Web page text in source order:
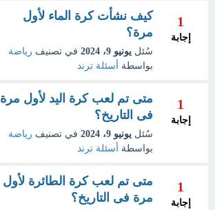
1
إجابة
كيف نشأت كرة الماء لأول
مرة؟
سُئل يونيو 9، 2024 في تصنيف رياضة
بواسطة أسئلة ترند
1
إجابة
متى تم لعب كرة اليد لأول مرة
فى التاريخ؟
سُئل يونيو 9، 2024 في تصنيف رياضة
بواسطة أسئلة ترند
1
إجابة
متى تم لعب كرة الطائرة لأول
مرة فى التاريخ؟